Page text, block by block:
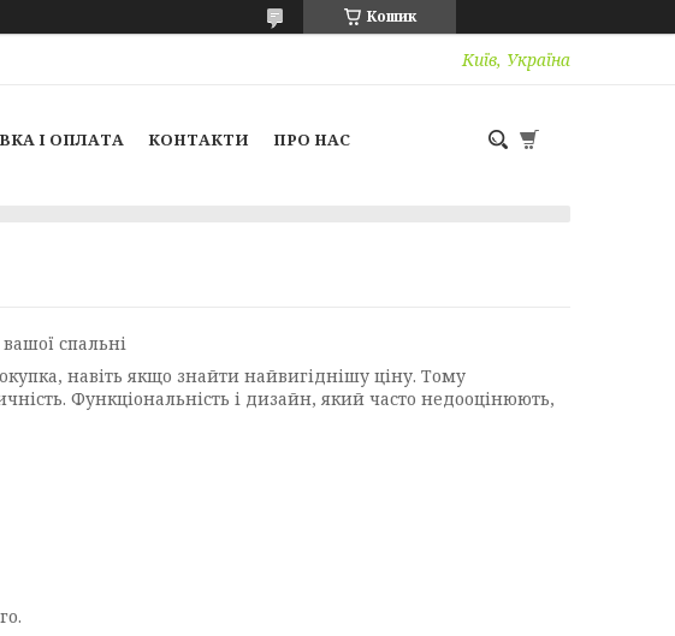
Кошик
Київ, Україна
І ОПЛАТА КОНТАКТИ ПРО НАС
спальні
навіть якщо знайти найвигіднішу ціну. Тому
Функціональність і дизайн, який часто недооцінюють,